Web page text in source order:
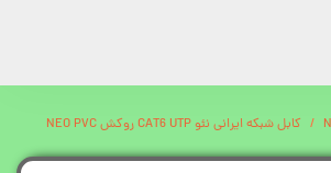
کابل شبکه ایرانی نئو CAT6 UTP روکش NEO PVC